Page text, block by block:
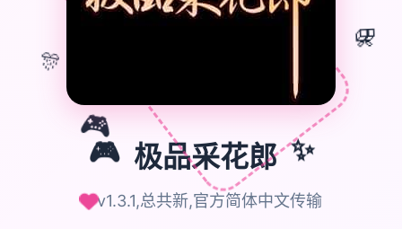
🎮
🎮 极品采花郎 ✨
v1.3.1,总共新,官方简体中文传输
🎊
🎁